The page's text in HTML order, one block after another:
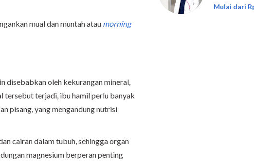
mual dan muntah atau morning
disebabkan oleh kekurangan mineral,
tersebut terjadi, ibu hamil perlu banyak
pisang, yang mengandung nutrisi
cairan dalam tubuh, sehingga organ
magnesium berperan penting